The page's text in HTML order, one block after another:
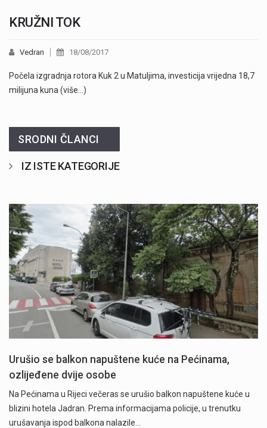
KRUŽNI TOK
Vedran 18/08/2017
Počela izgradnja rotora Kuk 2 u Matuljima, investicija vrijedna 18,7
milijuna kuna (više…)
SRODNI ČLANCI
IZ ISTE KATEGORIJE
Urušio se balkon napuštene kuće na Pećinama,
ozlijeđene dvije osobe
Na Pećinama u Rijeci večeras se urušio balkon napuštene kuće u
blizini hotela Jadran. Prema informacijama policije, u trenutku
urušavanja ispod balkona nalazile…